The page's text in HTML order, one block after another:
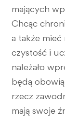
mających
Chcąc
a także mieć
czystość i
należało
będą
rzecz
mają swoje